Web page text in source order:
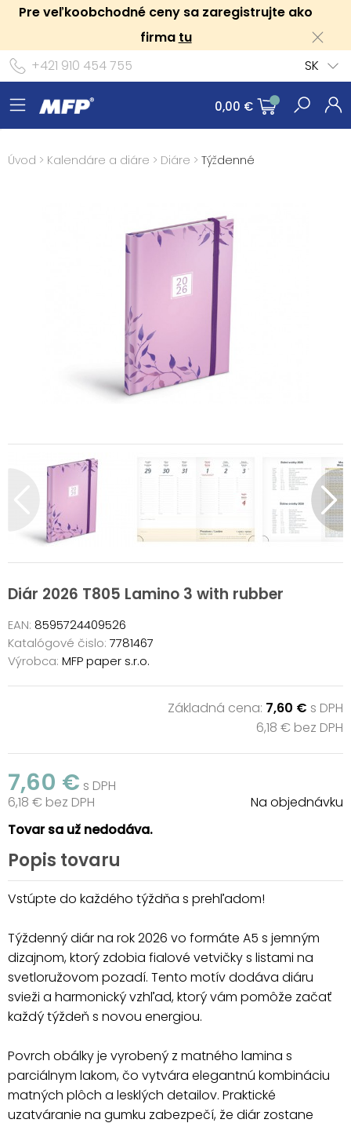
Pre veľkoobchodné ceny sa zaregistrujte ako
firma tu
+421 910 454 755
SK
0,00 €
Úvod > Kalendáre a diáre > Diáre > Týždenné
Diár 2026 T805 Lamino 3 with rubber
EAN: 8595724409526
Katalógové čislo: 7781467
Výrobca: MFP paper s.r.o.
Základná cena: 7,60 € s DPH
6,18 € bez DPH
7,60 € s DPH
6,18 € bez DPH
Na objednávku
Tovar sa už nedodáva.
Popis tovaru
Vstúpte do každého týždňa s prehľadom!
Týždenný diár na rok 2026 vo formáte A5 s jemným
dizajnom, ktorý zdobia fialové vetvičky s listami na
svetloružovom pozadí. Tento motív dodáva diáru
svieži a harmonický vzhľad, ktorý vám pomôže začať
každý týždeň s novou energiou.
Povrch obálky je vyrobený z matného lamina s
parciálnym lakom, čo vytvára elegantnú kombináciu
matných plôch a lesklých detailov. Praktické
uzatváranie na gumku zabezpečí, že diár zostane